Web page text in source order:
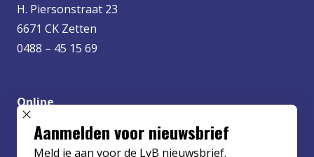
H. Piersonstraat 23
6671 CK Zetten
0488 – 45 15 69
Online
info@lvbueren.nl
SLUIT POPUP
Aanmelden voor nieuwsbrief
Meld je aan voor de LvB nieuwsbrief.